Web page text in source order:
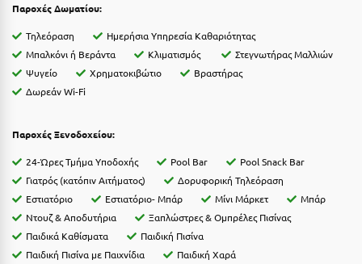
Ελληνικό Αρκαδίας
Ελούντα Κρήτης
Ερέτρια
Εύβοια
Ευρυτανία
Ζ
Ζαγοροχώρια
Παροχές Δωματίου:
Τηλεόραση
Ημερήσια Υπηρεσία Καθαριότητας
Μπαλκόνι ή Βεράντα
Κλιματισμός
Στεγνωτήρας Μαλλιών
Ψυγείο
Χρηματοκιβώτιο
Βραστήρας
Δωρεάν Wi-Fi
Παροχές Ξενοδοχείου:
24-Ώρες Τμήμα Υποδοχής Pool Bar
Pool Snack Bar
Γιατρός (κατόπιν Αιτήματος)
Δορυφορική Τηλεόραση
Εστιατόριο
Εστιατόριο- Μπάρ Μίνι Μάρκετ
Μπάρ
Ντουζ & Αποδυτήρια
Ξαπλώστρες & Ομπρέλες Πισίνας
Παιδικά Καθίσματα
Παιδική Πισίνα
Παιδική Πισίνα με Παιχνίδια
Παιδική Χαρά